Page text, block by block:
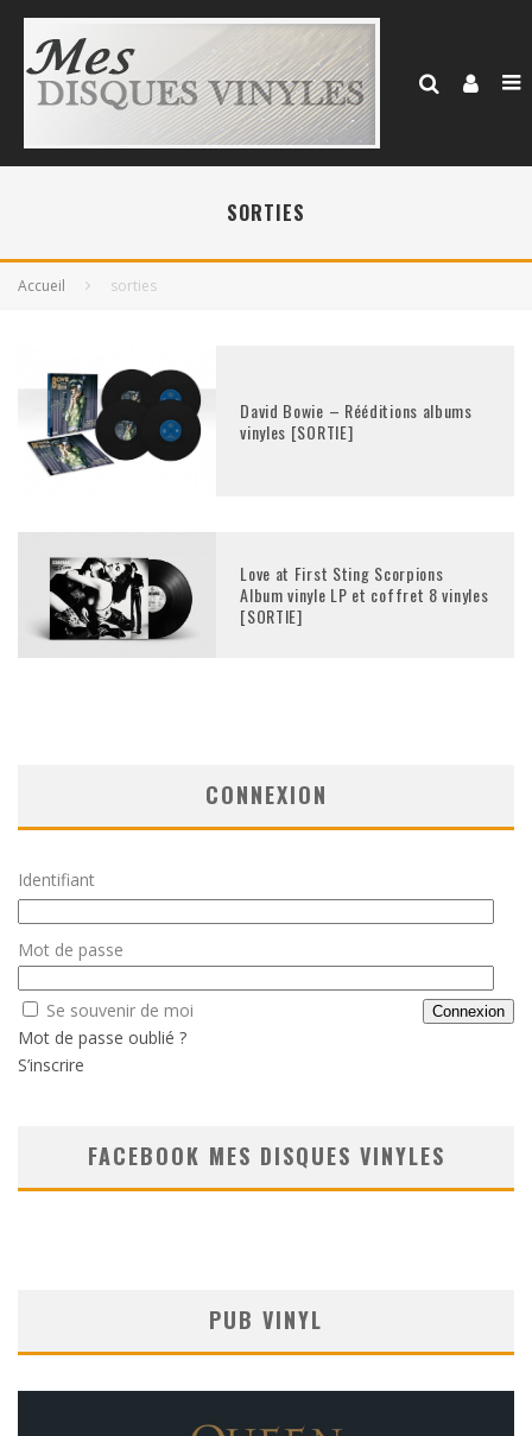
SORTIES
Accueil sorties
David Bowie – Rééditions albums
vinyles [SORTIE]
Love at First Sting Scorpions
Album vinyle LP et coffret 8 vinyles
[SORTIE]
CONNEXION
Identifiant
Mot de passe
Se souvenir de moi
Mot de passe oublié ?
S’inscrire
FACEBOOK MES DISQUES VINYLES
PUB VINYL